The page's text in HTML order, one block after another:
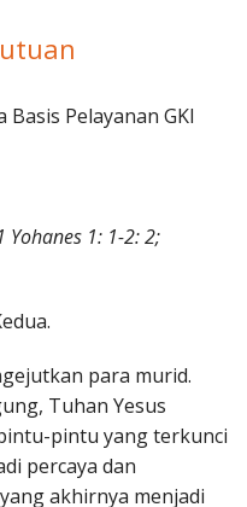
Basis Pelayanan GKI
Yohanes 1: 1-2: 2;
para murid.
Tuhan Yesus
pintu yang terkunci
percaya dan
akhirnya menjadi